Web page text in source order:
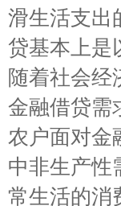
滑生活支出
贷基本上是
随着社会经
金融借贷需
农户面对金
中非生产性
常生活的消